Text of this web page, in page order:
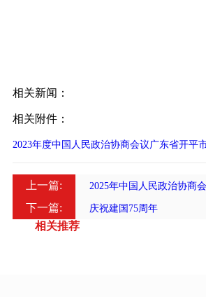
相关新闻：
相关附件：
2023年度中国人民政治协商会议广东省开平
上一篇: 2025年中国人民政治协商
下一篇: 庆祝建国75周年
相关推荐